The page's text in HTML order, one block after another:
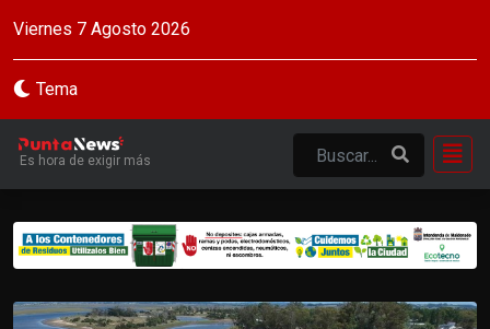
Viernes 7 Agosto 2026
Tema
Es hora de exigir más